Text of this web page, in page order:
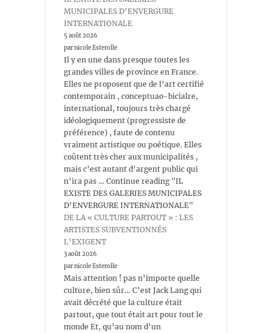
MUNICIPALES D’ENVERGURE
INTERNATIONALE
5 août 2026
par nicole Esterolle
Il y en une dans presque toutes les
grandes villes de province en France.
Elles ne proposent que de l’art certifié
contemporain , conceptuao-bicialre,
international, toujours très chargé
idéologiquement (progressiste de
préférence) , faute de contenu
vraiment artistique ou poétique. Elles
coûtent très cher aux municipalités ,
mais c’est autant d’argent public qui
n’ira pas … Continue reading "IL
EXISTE DES GALERIES MUNICIPALES
D’ENVERGURE INTERNATIONALE"
DE LA « CULTURE PARTOUT » : LES
ARTISTES SUBVENTIONNÉS
L’EXIGENT
3 août 2026
par nicole Esterolle
Mais attention ! pas n’importe quelle
culture, bien sûr… C’est Jack Lang qui
avait décrété que la culture était
partout, que tout était art pour tout le
monde Et, qu’au nom d’un